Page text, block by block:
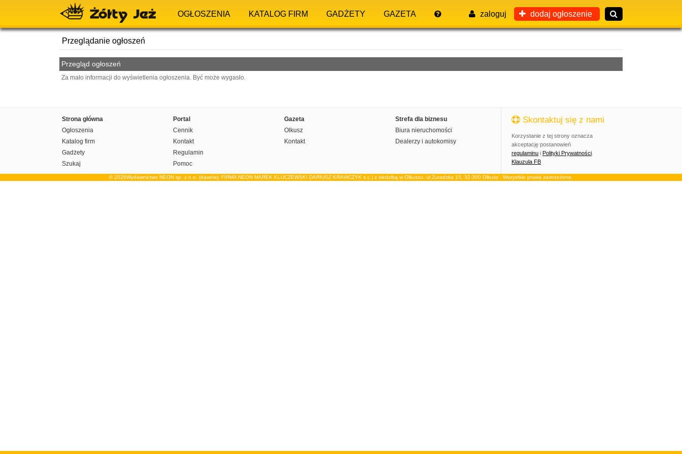
OGŁOSZENIA KATALOG FIRM GADŻETY GAZETA zaloguj dodaj ogłoszenie
Przeglądanie ogłoszeń
Przegląd ogłoszeń
Za mało informacji do wyświetlenia ogłoszenia. Być może wygasło.
Strona główna
Ogłoszenia
Katalog firm
Gadżety
Szukaj
Portal
Cennik
Kontakt
Regulamin
Pomoc
Gazeta
Olkusz
Kontakt
Strefa dla biznesu
Biura nieruchomości
Dealerzy i autokomisy
Skontaktuj się z nami
Korzystanie z tej strony oznacza
akceptację postanowień
regulaminu i Polityki Prywatności
Klauzula FB
© 2026Wydawnictwo NEON sp. z o.o. (dawniej: FIRMA NEON MAREK KLUCZEWSKI DARIUSZ KRAWCZYK s.c.) z siedzibą w Olkuszu, ul.Żuradzka 15, 32-300 Olkusz . Wszystkie prawa zastrzeżone.